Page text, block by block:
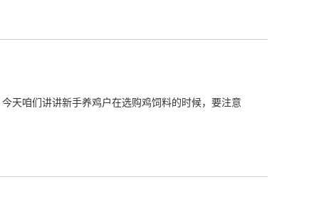
天咱们讲讲新手养鸡户在选购鸡饲料的时候，要注意